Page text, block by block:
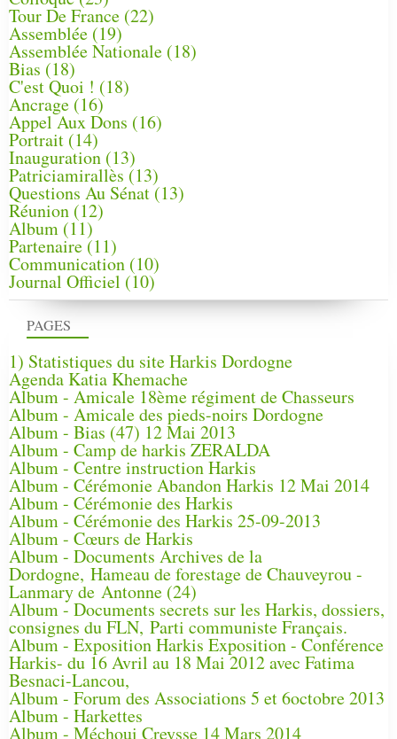
PAGES
1) Statistiques du site Harkis Dordogne
Agenda Katia Khemache
Album - Amicale 18ème régiment de Chasseurs
Album - Amicale des pieds-noirs Dordogne
Album - Bias (47) 12 Mai 2013
Album - Camp de harkis ZERALDA
Album - Centre instruction Harkis
Album - Cérémonie Abandon Harkis 12 Mai 2014
Album - Cérémonie des Harkis
Album - Cérémonie des Harkis 25-09-2013
Album - Cœurs de Harkis
Album - Documents Archives de la
Dordogne, Hameau de forestage de Chauveyrou -
Lanmary de Antonne (24)
Album - Documents secrets sur les Harkis, dossiers,
consignes du FLN, Parti communiste Français.
Album - Exposition Harkis Exposition - Conférence
Harkis- du 16 Avril au 18 Mai 2012 avec Fatima
Besnaci-Lancou,
Album - Forum des Associations 5 et 6octobre 2013
Album - Harkettes
Album - Méchoui Creysse 14 Mars 2014
Tour De France (22)
Assemblée (19)
Assemblée Nationale (18)
Bias (18)
C'est Quoi ! (18)
Ancrage (16)
Appel Aux Dons (16)
Portrait (14)
Inauguration (13)
Patriciamirallès (13)
Questions Au Sénat(13)
Réunion (12)
Album (11)
Partenaire(11)
Communication (10)
Journal Officiel (10)